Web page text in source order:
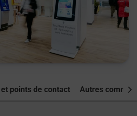
points de contact Autres